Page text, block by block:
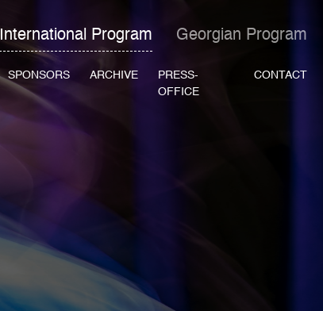
International Program Georgian Program
SPONSORS ARCHIVE
PRESS-
OFFICE
CONTACT